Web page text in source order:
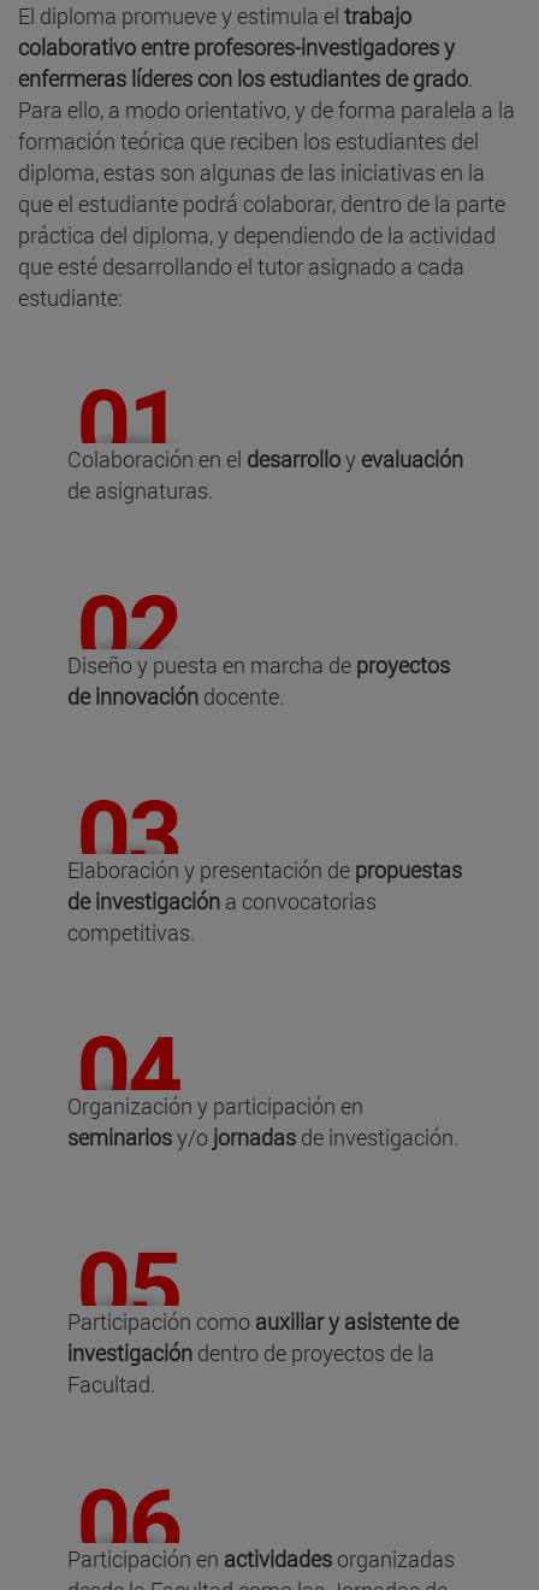
El diploma promueve y estimula el trabajo
colaborativo entre profesores-investigadores y
enfermeras líderes con los estudiantes de grado.
Para ello, a modo orientativo, y de forma paralela a la
formación teórica que reciben los estudiantes del
diploma, estas son algunas de las iniciativas en la
que el estudiante podrá colaborar, dentro de la parte
práctica del diploma, y dependiendo de la actividad
que esté desarrollando el tutor asignado a cada
estudiante:
Colaboración en el desarrolloy evaluación
de asignaturas.
Diseño y puesta en marcha de proyectos
de innovacióndocente.
Elaboración y presentación de propuestas
de investigacióna convocatorias
competitivas.
Organización y participación en
seminariosy/o jornadas de investigación.
Participación como auxiliar y asistente de
investigacióndentro de proyectos de la
Facultad.
Participación en actividades organizadas